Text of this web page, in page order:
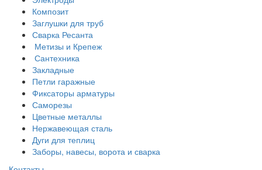
Композит
Заглушки для труб
Сварка Ресанта
Метизы и Крепеж
Сантехника
Закладные
Петли гаражные
Фиксаторы арматуры
Саморезы
Цветные металлы
Нержавеющая сталь
Дуги для теплиц
Заборы, навесы, ворота и сварка